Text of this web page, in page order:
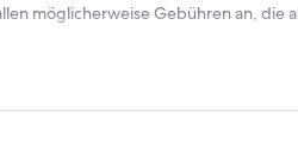
möglicherweise Gebühren an,